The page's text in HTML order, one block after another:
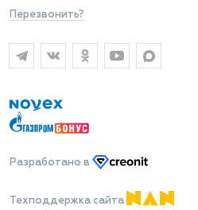
Перезвонить?
Разработано в
Техподдержка сайта